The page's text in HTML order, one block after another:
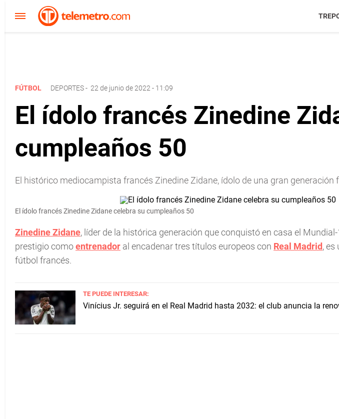
FÚTBOL DEPORTES- 22 de junio de 2022 - 11:09
El ídolo francés Zinedine
cumpleaños 50
El histórico mediocampista francés Zinedine Zidane, ídolo de una gran
El ídolo francés Zinedine Zidane celebra su cumpleaños 50
Zinedine Zidane, líder de la histórica generación que conquistó en casa el
prestigio comoentrenador al encadenar tres títulos europeos con Real Madrid, es
fútbol francés.
TE PUEDE INTERESAR:
Vinícius Jr. seguirá en el Real Madrid hasta 2032: el club anuncia la